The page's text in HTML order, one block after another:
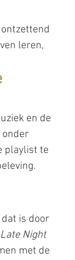
leren,
en de
onder
playlist te
is door
Night
met de